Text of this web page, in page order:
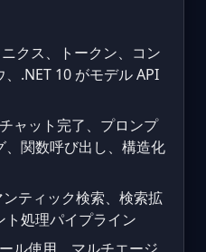
クス、トークン、コン
.NET 10 がモデル API
ャット完了、プロンプ
、関数呼び出し、構造化
ティック検索、検索拡
処理パイプライン